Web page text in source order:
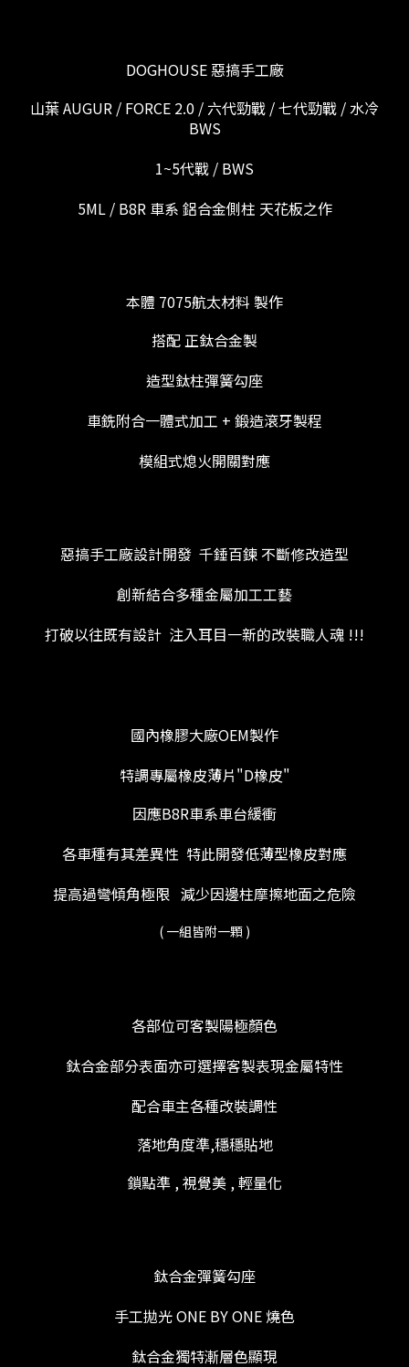
DOGHOUSE 惡搞手工廠
山葉 AUGUR / FORCE 2.0 / 六代勁戰 / 七代勁戰 / 水冷
BWS
1~5代戰 / BWS
5ML / B8R 車系 鋁合金側柱 天花板之作
本體 7075航太材料 製作
搭配 正鈦合金製
造型鈦柱彈簧勾座
車銑附合一體式加工 + 鍛造滾牙製程
模組式熄火開關對應
惡搞手工廠設計開發 千錘百鍊 不斷修改造型
創新結合多種金屬加工工藝
打破以往既有設計 注入耳目一新的改裝職人魂 !!!
國內橡膠大廠OEM製作
特調專屬橡皮薄片"D橡皮"
因應B8R車系車台緩衝
各車種有其差異性 特此開發低薄型橡皮對應
提高過彎傾角極限 減少因邊柱摩擦地面之危險
( 一組皆附一顆 )
各部位可客製陽極顏色
鈦合金部分表面亦可選擇客製表現金屬特性
配合車主各種改裝調性
落地角度準,穩穩貼地
鎖點準 , 視覺美 , 輕量化
鈦合金彈簧勾座
手工拋光 ONE BY ONE 燒色
鈦合金獨特漸層色顯現